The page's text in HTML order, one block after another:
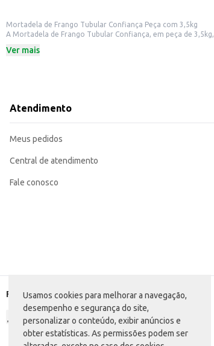
Usamos cookies para melhorar a navegação,
desempenho e segurança do site,
personalizar o conteúdo, exibir anúncios e
obter estatísticas. As permissões podem ser
Mortadela de Frango Tubular Confiança Peça com 3,5kg
A Mortadela de Frango Tubular Confiança, em peça de 3,5kg, é uma opção prática e versátil para
Dicas de uso:
Marca: Confiança
Departamento: Frios e congelados
Conteúdo: 3,5kg
Ver mais
Atendimento
Meus pedidos
Central de atendimento
Fale conosco
Formas de pagamento